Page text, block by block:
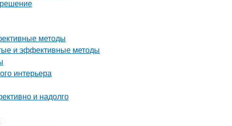
методы
и эффективные методы
интерьера
и надолго